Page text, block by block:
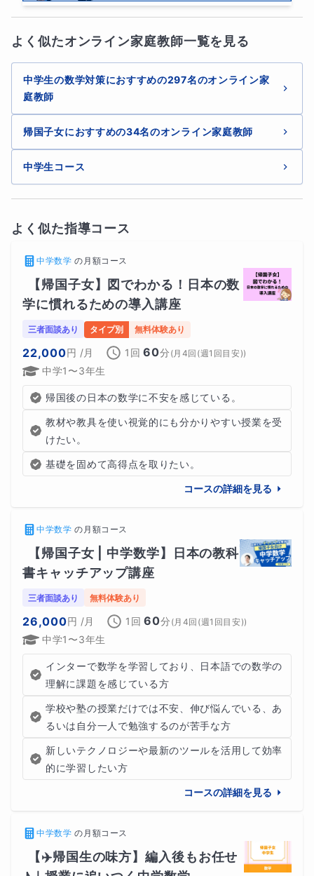
・ 希望のある分野に関してはその都度すぐに対応
弱点克服→得点アップ→志望校合格！
この流れに乗っていくことを目指します。
授業で特に習いたい分野があれば、授業の際にお伝えいた
だくか、事前にチャットにてオーダー
ピンポイントでの対策授業
実力強化が可能となります。
授業内容オーダーは追加料金無料です。
先生へおまかせでも、もちろん大丈夫
私の方で生徒さんの得意・不得意をしっかりと分析し、
善の指導法・対策で進めてまいります。
【宿題＋自主学習スケジュール作成完備（追加料金
無し）】
ジュールを作成いたします。
よく似たオンライン家庭教師一覧を見る
中学生の数学対策におすすめの297名のオンライン家
庭教師
帰国子女におすすめの34名のオンライン家庭教師
中学生コース
よく似た指導コース
中学数学 の 月額コース
【帰国子女】図でわかる！日本の数
学に慣れるための導入講座
三者面談あり タイプ別 無料体験あり
22,000円 /月 1回 60分 (月4回(週1回目安))
中学1〜3年生
帰国後の日本の数学に不安を感じている。
教材や教具を使い視覚的にも分かりやすい授業を受
けたい。
基礎を固めて高得点を取りたい。
コースの詳細を見る
中学数学 の 月額コース
【帰国子女 | 中学数学】日本の教科
書キャッチアップ講座
三者面談あり 無料体験あり
26,000円 /月 1回 60分 (月4回(週1回目安))
中学1〜3年生
インターで数学を学習しており、日本語での数学の
理解に課題を感じている方
学校や塾の授業だけでは不安、伸び悩んでいる、あ
るいは自分一人で勉強するのが苦手な方
新しいテクノロジーや最新のツールを活用して効率
的に学習したい方
コースの詳細を見る
中学数学 の 月額コース
【✈️帰国生の味方】編入後もお任せ